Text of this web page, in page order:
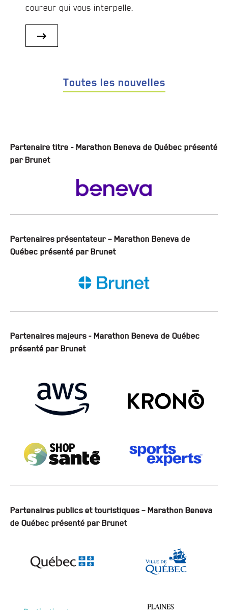
coureur qui vous interpelle.
Toutes les nouvelles
Partenaire titre - Marathon Beneva de Québec présenté
par Brunet
Partenaires présentateur – Marathon Beneva de
Québec présenté par Brunet
Partenaires majeurs - Marathon Beneva de Québec
présenté par Brunet
Partenaires publics et touristiques – Marathon Beneva
de Québec présenté par Brunet